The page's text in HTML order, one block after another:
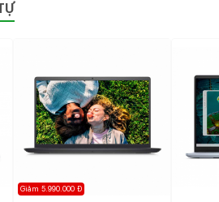
này là thiết kế bản lề xoay gập
Giảm 5.990.000 Đ